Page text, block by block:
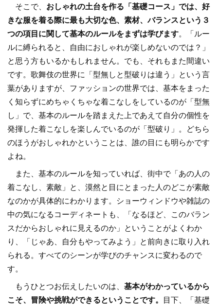
そこで、 おしゃれの土台を作る「基礎コース」では、好
きな服を着る際に最も大切な色、素材、バランスという３
つの項目に関して基本のルールをまずは学びます。「ルー
ルに縛られると、自由におしゃれが楽しめないのでは？」
と思う方もいるかもしれません。でも、それもまた間違い
です。歌舞伎の世界に「型無しと型破りは違う」という言
葉がありますが、ファッションの世界では、基本をまった
く知らずにめちゃくちゃな着こなしをしているのが「型無
し」で、基本のルールを踏まえた上であえて自分の個性を
発揮した着こなしを楽しんでいるのが「型破り」。どちら
のほうがおしゃれかということは、誰の目にも明らかです
よね。
また、基本のルールを知っていれば、街中で「あの人の
着こなし、素敵」と、漠然と目にとまった人のどこが素敵
なのかが具体的にわかります。ショーウィンドウや雑誌の
中の気になるコーディネートも、「なるほど、このバラン
スだからおしゃれに見えるのか」ということがよくわか
り、「じゃあ、自分もやってみよう」と前向きに取り入れ
られる。すべてのシーンが学びのチャンスに変わるので
す。
もうひとつお伝えしたいのは、 基本がわかっているから
こそ、冒険や挑戦ができるということです。 目下、「基礎